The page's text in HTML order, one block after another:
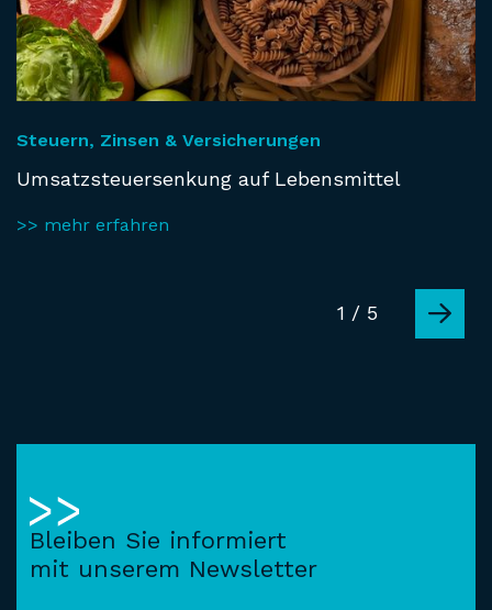
Steuern, Zinsen & Versicherungen
Umsatzsteuersenkung auf Lebensmittel
>> mehr erfahren
1 / 5
Bleiben Sie informiert
mit unserem Newsletter